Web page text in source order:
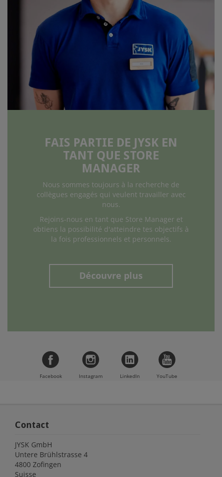
FAIS PARTIE DE JYSK EN
TANT QUE STORE
MANAGER
Nous sommes toujours à la recherche de
collègues engagés qui veulent travailler avec
nous.
Rejoins-nous en tant que Store Manager et
obtiens la possibilité d'atteindre tes objectifs à
la fois professionnels et personnels.
Découvre plus
Facebook Instagram LinkedIn YouTube
Contact
JYSK GmbH
Untere Brühlstrasse 4
4800 Zofingen
Suisse